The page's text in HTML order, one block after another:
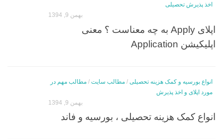
اخذ پذیرش تحصیلی
بهمن 9, 1394
اپلای Apply به چه معناست ؟ معنی
اپلیکیشن Application
انواع بورسیه و کمک هزینه تحصیلی / مطالب سایت / مطالب مهم در
مورد اپلای و اخذ پذیرش
بهمن 9, 1394
انواع کمک هزینه تحصیلی ، بورسیه و فاند